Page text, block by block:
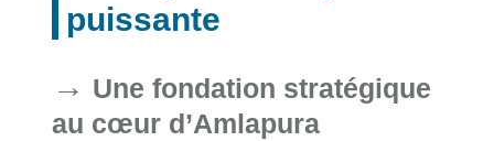
puissante
Une fondation stratégique
au cœur d’Amlapura